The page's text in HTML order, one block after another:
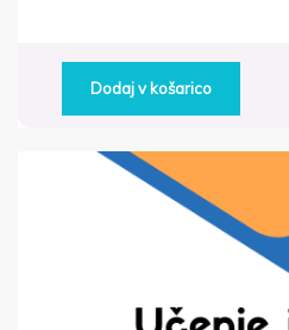
Dodaj v košarico